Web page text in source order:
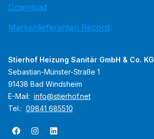
Download
Markenlieferanten Record
Stierhof Heizung Sanitär GmbH & Co. KG
Sebastian-Münster-Straße 1
91438 Bad Windsheim
E-Mail: info@stierhof.net
Tel.: 09841 685510